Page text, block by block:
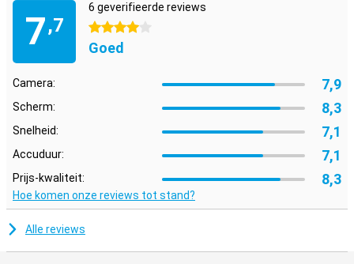
7,7
6 geverifieerde reviews
4 sterren
Goed
Camera: 7,9
Scherm: 8,3
Snelheid: 7,1
Accuduur: 7,1
Prijs-kwaliteit: 8,3
Hoe komen onze reviews tot stand?
Alle reviews